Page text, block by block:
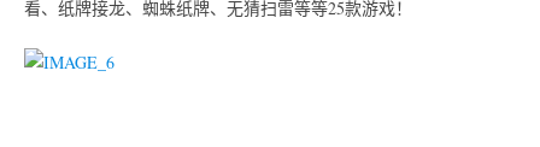
看、纸牌接龙、蜘蛛纸牌、无猜扫雷等等25款游戏！